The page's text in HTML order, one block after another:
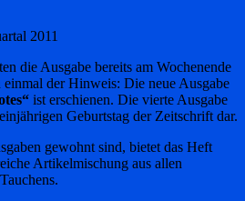
2011
die Ausgabe bereits am Wochenende
der Hinweis: Die neue Ausgabe
ist erschienen. Die vierte Ausgabe
Geburtstag der Zeitschrift dar.
gewohnt sind, bietet das Heft
Artikelmischung aus allen